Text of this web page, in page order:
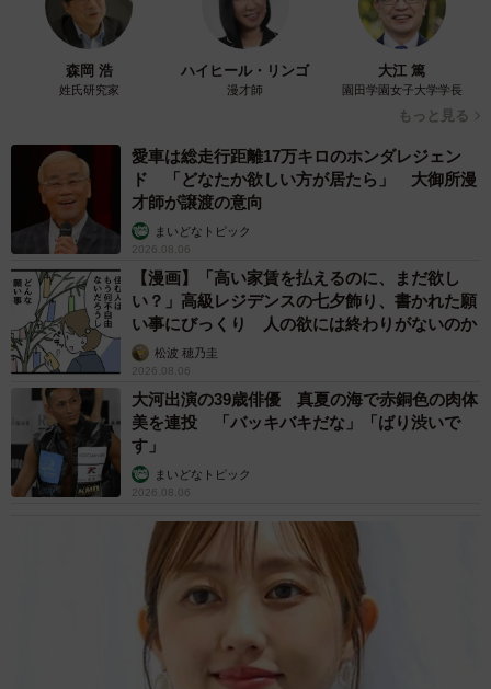
森岡 浩
姓氏研究家
ハイヒール・リンゴ
漫才師
大江 篤
園田学園女子大学学長
もっと見る
愛車は総走行距離17万キロのホンダレジェン
ド 「どなたか欲しい方が居たら」 大御所漫
才師が譲渡の意向
まいどなトピック
2026.08.06
【漫画】「高い家賃を払えるのに、まだ欲し
い？」高級レジデンスの七夕飾り、書かれた願
い事にびっくり 人の欲には終わりがないのか
松波 穂乃圭
2026.08.06
大河出演の39歳俳優 真夏の海で赤銅色の肉体
美を連投 「バッキバキだな」「ばり渋いで
す」
まいどなトピック
2026.08.06